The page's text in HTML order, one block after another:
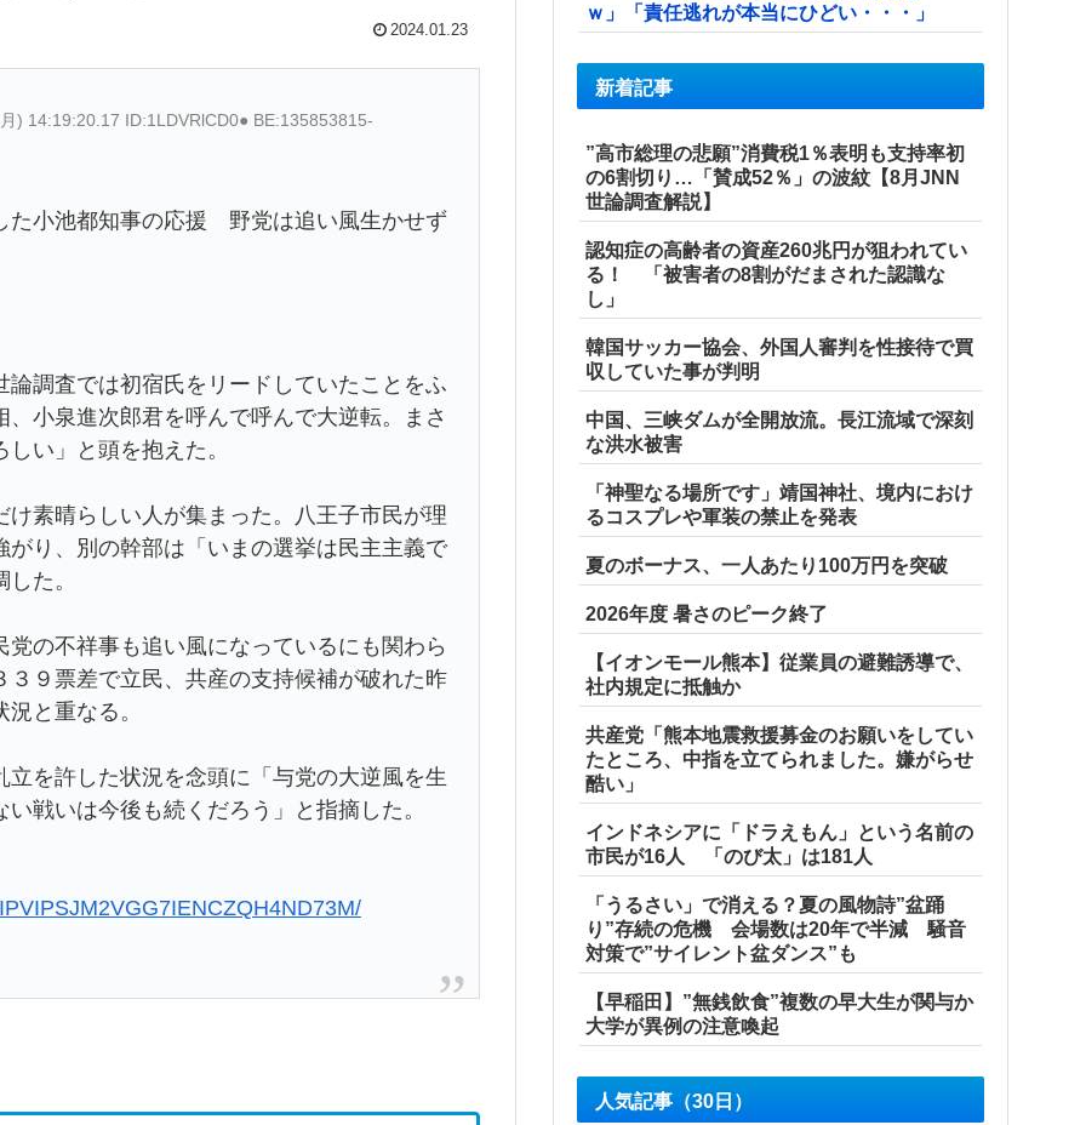
2024.01.23
) 14:19:20.17 ID:1LDVRlCD0● BE:135853815-
た小池都知事の応援 野党は追い風生かせず
調査では初宿氏をリードしていたことをふ
小泉進次郎君を呼んで呼んで大逆転。まさ
い」と頭を抱えた。
素晴らしい人が集まった。八王子市民が理
り、別の幹部は「いまの選挙は民主主義で
た。
の不祥事も追い風になっているにも関わら
９票差で立民、共産の支持候補が破れた昨
と重なる。
を許した状況を念頭に「与党の大逆風を生
戦いは今後も続くだろう」と指摘した。
ｗ」「責任逃れが本当にひどい・・・」
新着記事
”高市総理の悲願”消費税1％表明も支持率初
の6割切り…「賛成52％」の波紋【8月JNN
世論調査解説】
認知症の高齢者の資産260兆円が狙われてい
る！ 「被害者の8割がだまされた認識な
し」
韓国サッカー協会、外国人審判を性接待で買
収していた事が判明
中国、三峡ダムが全開放流。長江流域で深刻
な洪水被害
「神聖なる場所です」靖国神社、境内におけ
るコスプレや軍装の禁止を発表
夏のボーナス、一人あたり100万円を突破
2026年度 暑さのピーク終了
【イオンモール熊本】従業員の避難誘導で、
社内規定に抵触か
共産党「熊本地震救援募金のお願いをしてい
たところ、中指を立てられました。嫌がらせ
酷い」
インドネシアに「ドラえもん」という名前の
市民が16人 「のび太」は181人
「うるさい」で消える？夏の風物詩”盆踊
り”存続の危機 会場数は20年で半減 騒音
対策で”サイレント盆ダンス”も
【早稲田】”無銭飲食”複数の早大生が関与か
大学が異例の注意喚起
人気記事（30日）